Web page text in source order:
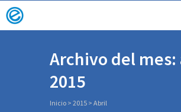
Archivo del
2015
Inicio > 2015 > Abril